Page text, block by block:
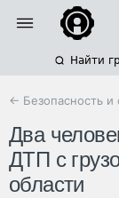
Найти
← Безопасность и
Два
ДТП с
области